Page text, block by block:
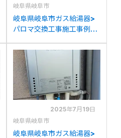
岐阜県岐阜市
岐阜県岐阜市ガス給湯器>
パロマ交換工事施工事例：
A200SAW(A)からパロマ
FH-2023SAW-1への交換
2025年7月19日
岐阜県岐阜市
岐阜県岐阜市ガス給湯器>